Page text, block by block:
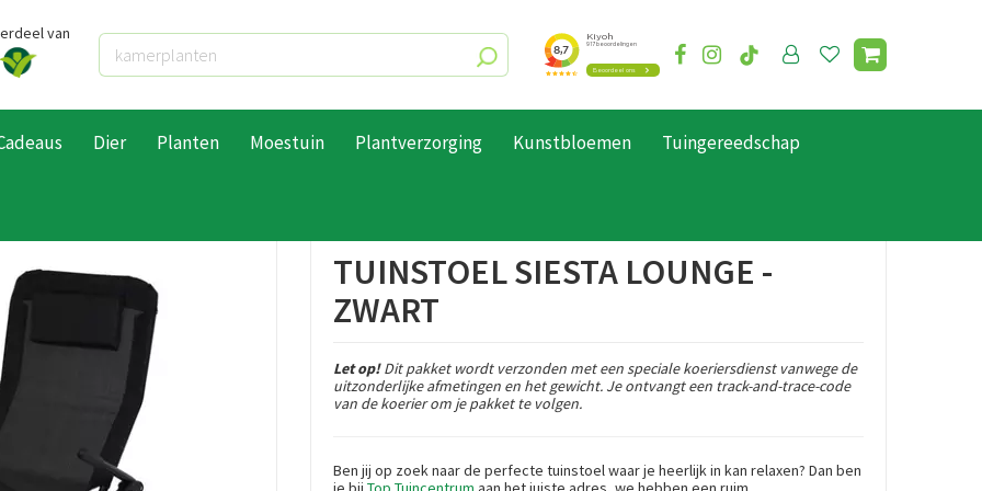
van
Dier Planten Moestuin Plantverzorging Kunstbloemen Tuingereedschap
TUINSTOEL SIESTA LOUNGE -
ZWART
Let op!Dit pakket wordt verzonden met een speciale koeriersdienst vanwege de
uitzonderlijke afmetingen en het gewicht. Je ontvangt een track-and-trace-code
van de koerier om je pakket te volgen.
Ben jij op zoek naar de perfecte tuinstoel waar je heerlijk in kan relaxen? Dan ben